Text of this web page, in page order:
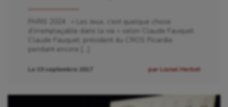
PARIS 2024 : « Les Jeux, c’est quelque chose
d’irremplaçable dans la vie » selon Claude Fauquet
Claude Fauquet, président du CROS Picardie
pendant encore […]
Le 19 septembre 2017 par Lionel Herbet